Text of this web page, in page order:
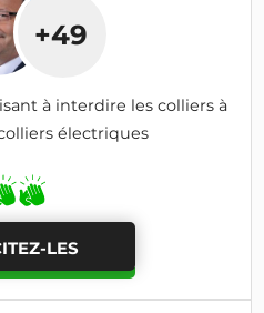
+49
à interdire les colliers à
électriques
LES